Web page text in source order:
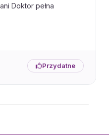
Doktor pełna
Przydatne